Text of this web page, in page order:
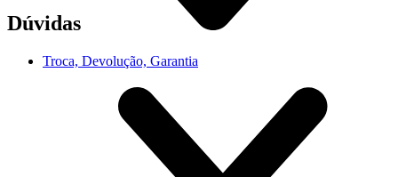
Dúvidas
Troca, Devolução, Garantia